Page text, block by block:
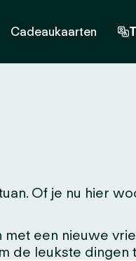
Cadeaukaarten
Of je nu hier
een nieuwe
de leukste